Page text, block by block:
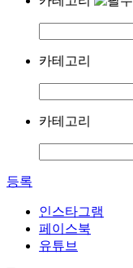
카테고리
카테고리
등록
인스타그램
페이스북
유튜브